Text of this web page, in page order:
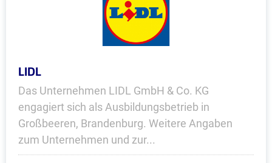
LIDL
Das Unternehmen LIDL GmbH & Co. KG
engagiert sich als Ausbildungsbetrieb in
Großbeeren, Brandenburg. Weitere Angaben
zum Unternehmen und zur...